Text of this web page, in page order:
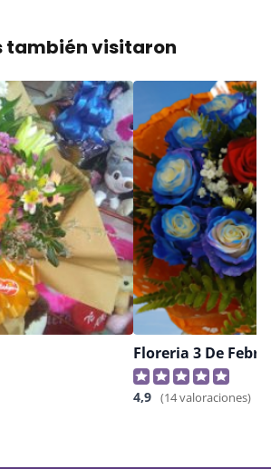
también visitaron
Floreria 3 De
4,9 (14 valoraciones)